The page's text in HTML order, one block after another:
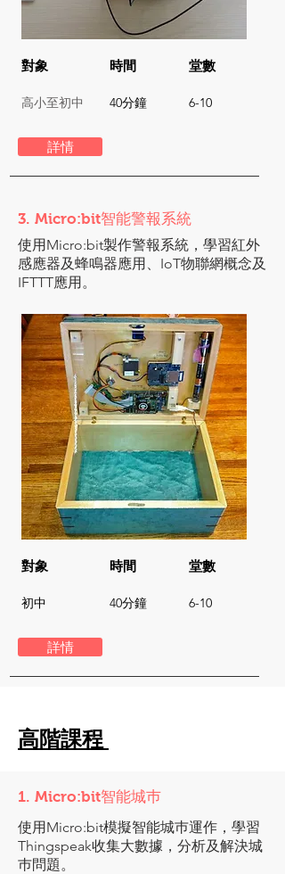
對象 時間 堂數
高小至初中 40分鐘 6-10
詳情
3. Micro:bit智能警報系統
使用Micro:bit製作警報系統，學習紅外
感應器及蜂鳴器應用、IoT物聯網概念及
IFTTT應用。
對象 時間 堂數
​初中 ​40分鐘 6-10
詳情
高階課程
1. Micro:bit智能城巿
使用Micro:bit模擬智能城巿運作，學習
Thingspeak收集大數據，分析及解決城
巿問題。